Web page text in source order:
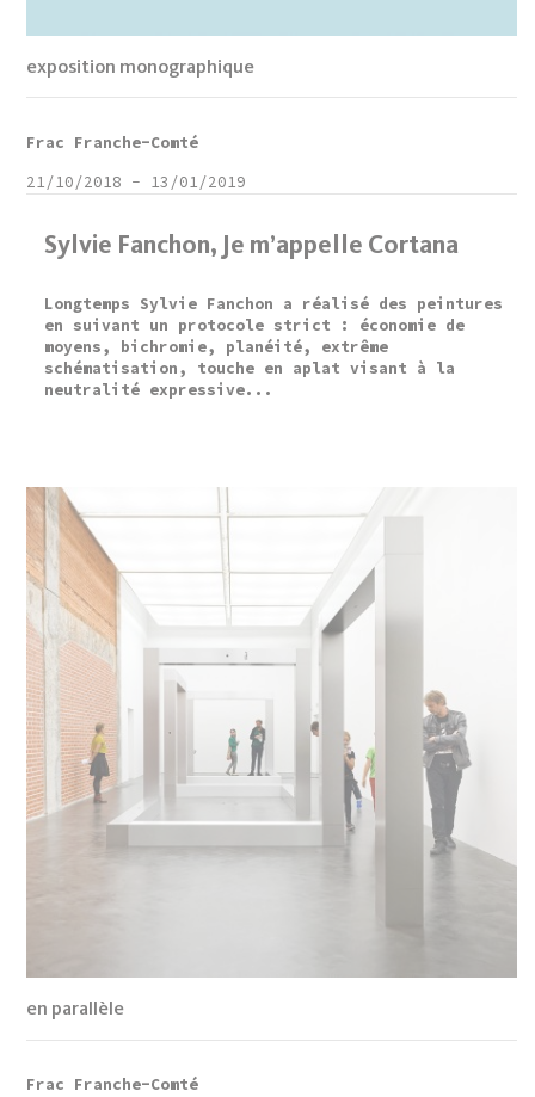
exposition monographique
Sylvie Fanchon, Je m’appelle Cortana
Longtemps Sylvie Fanchon a réalisé des peintures
en suivant un protocole strict : économie de
moyens, bichromie, planéité, extrême
schématisation, touche en aplat visant à la
neutralité expressive...
Frac Franche-Comté
21/10/2018 - 13/01/2019
en parallèle
Frac Franche-Comté